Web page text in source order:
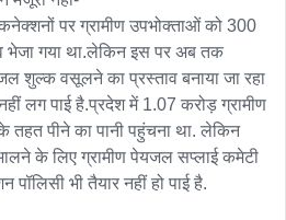
पर ग्रामीण उपभोक्ताओं को 300
भेजा गया था.लेकिन इस पर अब तक
शुल्क वसूलने का प्रस्ताव बनाया जा रहा
लग पाई है.प्रदेश में 1.07 करोड़ ग्रामीण
पीने का पानी पहुंचना था. लेकिन
के लिए ग्रामीण पेयजल सप्लाई कमेटी
भी तैयार नहीं हो पाई है.